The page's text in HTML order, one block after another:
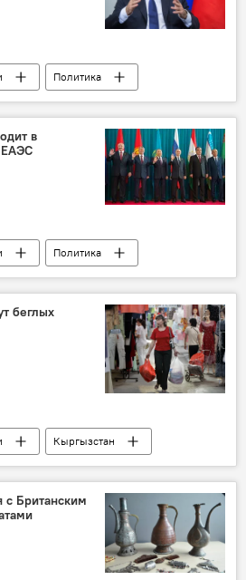
Политика
Франсуа Олланд
в
Политика
и перспективы
беглых
Кыргызстан
СИЗО
с Британским